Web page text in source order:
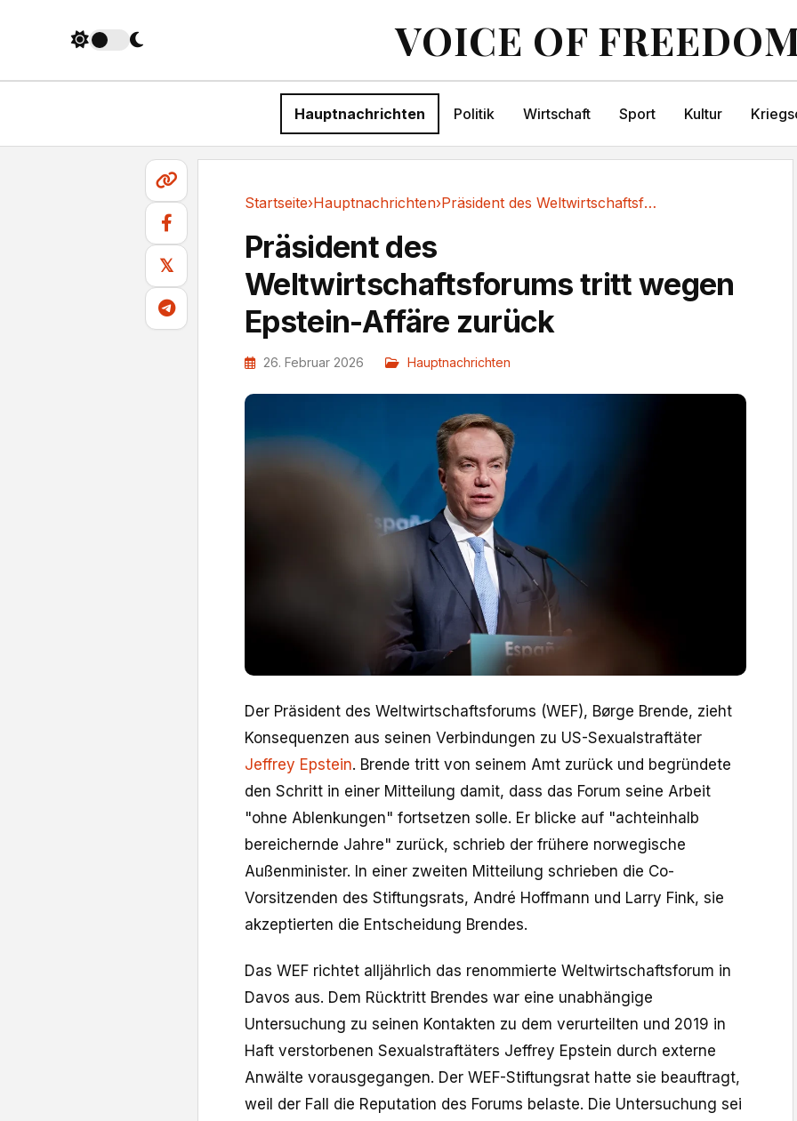
VOICE OF
Hauptnachrichten Politik Wirtschaft Sport Kultur
𝕏
Startseite›Hauptnachrichten› Präsident des Weltwirtschaftsforums tritt...
Präsident des
Weltwirtschaftsforums tritt wegen
Epstein-Affäre zurück
26. Februar 2026 Hauptnachrichten
Der ​Präsident des Weltwirtschaftsforums (WEF), Børge Brende, zieht
Konsequenzen aus seinen Verbindungen zu US-Sexualstraftäter
Jeffrey Epstein. Brende tritt von seinem Amt zurück und begründete
den Schritt in einer Mitteilung damit, ​dass das Forum ⁠seine Arbeit
"ohne Ablenkungen" fortsetzen ​solle. Er blicke auf "achteinhalb
bereichernde Jahre" zurück, schrieb ⁠der frühere ​norwegische
Außenminister. In einer zweiten Mitteilung schrieben die Co-
Vorsitzenden des Stiftungsrats, André ​Hoffmann und Larry Fink, sie
akzeptierten die Entscheidung Brendes.
Das WEF richtet alljährlich das renommierte Weltwirtschaftsforum in
Davos aus. Dem Rücktritt Brendes war eine unabhängige
Untersuchung zu seinen Kontakten zu dem verurteilten und 2019 in
Haft verstorbenen Sexualstraftäters Jeffrey Epstein durch externe
Anwälte ⁠vorausgegangen. Der WEF-Stiftungsrat hatte sie beauftragt,
weil der Fall die Reputation des Forums belaste. Die Untersuchung sei ​